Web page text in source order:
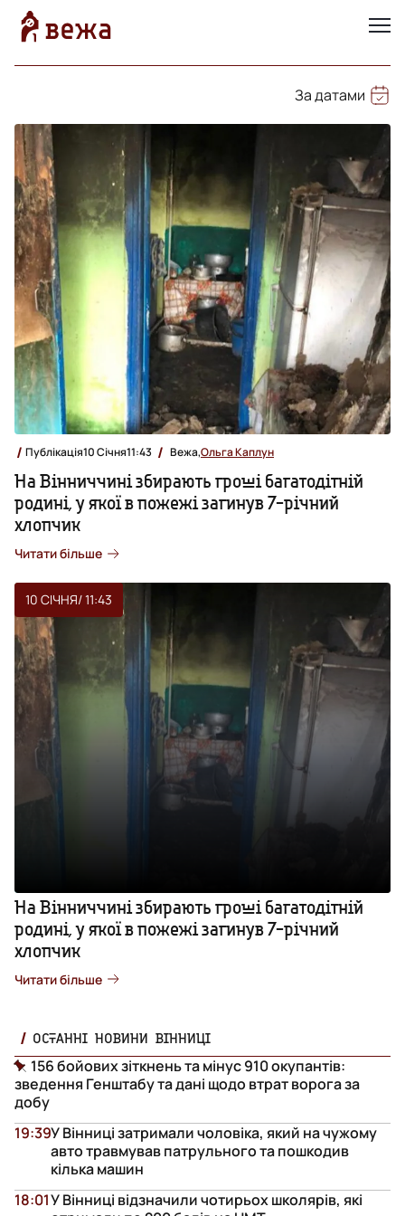
За датами
Публікація10 Січня11:43 Вежа,Ольга Каплун
На Вінниччині збирають гроші багатодітній
родині, у якої в пожежі загинув 7-річний
хлопчик
Читати більше
10 СІЧНЯ/ 11:43
На Вінниччині збирають гроші багатодітній
родині, у якої в пожежі загинув 7-річний
хлопчик
Читати більше
ОСТАННІ НОВИНИ ВІННИЦІ
156 бойових зіткнень та мінус 910 окупантів:
зведення Генштабу та дані щодо втрат ворога за
добу
У Вінниці затримали чоловіка, який на чужому
авто травмував патрульного та пошкодив
кілька машин
19:39
У Вінниці відзначили чотирьох школярів, які
18:01